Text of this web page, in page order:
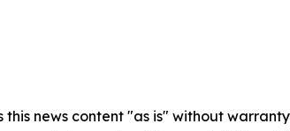
this news content "as is" without